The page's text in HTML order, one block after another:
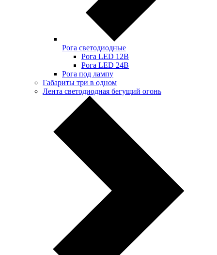
Рога светодиодные
Рога LED 12В
Рога LED 24В
Рога под лампу
Габариты три в одном
Лента светодиодная бегущий огонь